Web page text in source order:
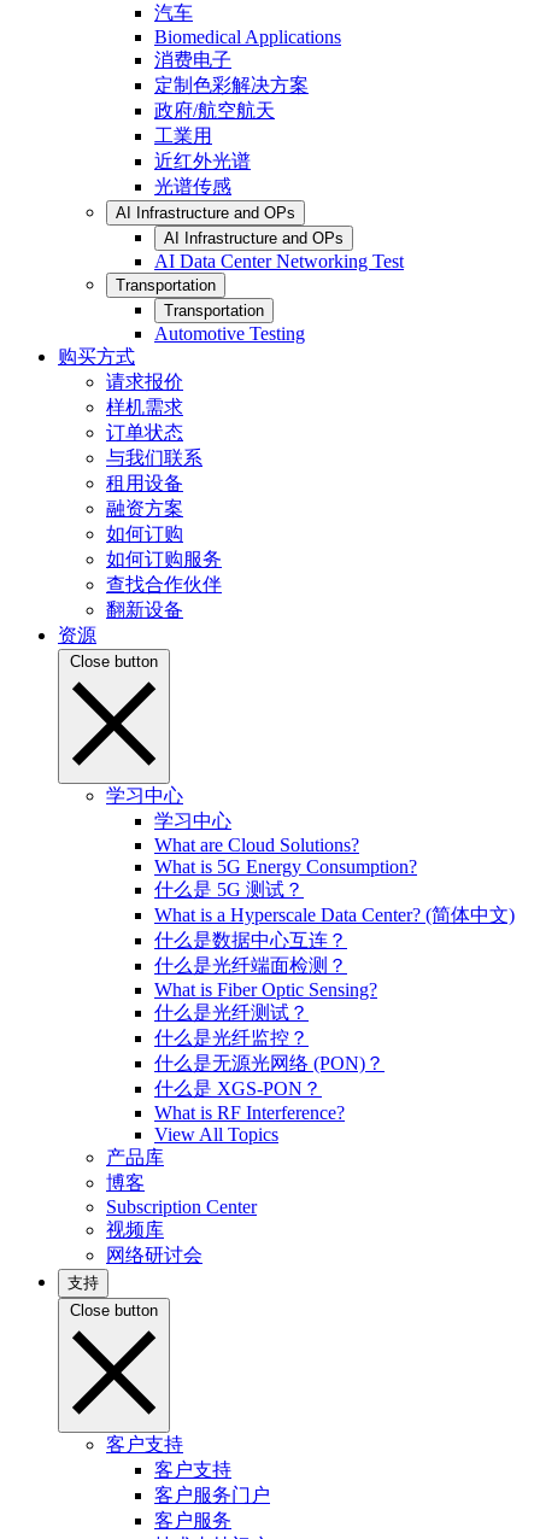
汽车
Biomedical Applications
消费电子
定制色彩解决方案
政府/航空航天
工業用
近红外光谱
光谱传感
AI Infrastructure and OPs
AI Infrastructure and OPs
AI Data Center Networking Test
Transportation
Transportation
Automotive Testing
购买方式
请求报价
样机需求
订单状态
与我们联系
租用设备
融资方案
如何订购
如何订购服务
查找合作伙伴
翻新设备
资源
Close button
学习中心
学习中心
What are Cloud Solutions?
What is 5G Energy Consumption?
什么是 5G 测试？
What is a Hyperscale Data Center? (简体中文)
什么是数据中心互连？
什么是光纤端面检测？
What is Fiber Optic Sensing?
什么是光纤测试？
什么是光纤监控？
什么是无源光网络 (PON)？
什么是 XGS-PON？
What is RF Interference?
View All Topics
产品库
博客
Subscription Center
视频库
网络研讨会
支持
Close button
客户支持
客户支持
客户服务门户
客户服务